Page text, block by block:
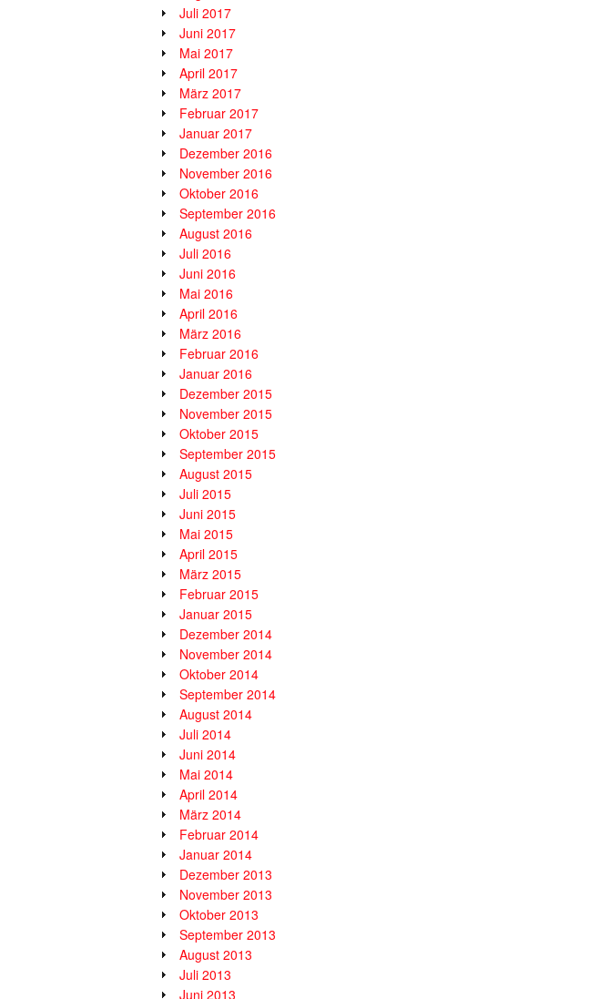
Juli 2017
Juni 2017
Mai 2017
April 2017
März 2017
Februar 2017
Januar 2017
Dezember 2016
November 2016
Oktober 2016
September 2016
August 2016
Juli 2016
Juni 2016
Mai 2016
April 2016
März 2016
Februar 2016
Januar 2016
Dezember 2015
November 2015
Oktober 2015
September 2015
August 2015
Juli 2015
Juni 2015
Mai 2015
April 2015
März 2015
Februar 2015
Januar 2015
Dezember 2014
November 2014
Oktober 2014
September 2014
August 2014
Juli 2014
Juni 2014
Mai 2014
April 2014
März 2014
Februar 2014
Januar 2014
Dezember 2013
November 2013
Oktober 2013
September 2013
August 2013
Juli 2013
Juni 2013